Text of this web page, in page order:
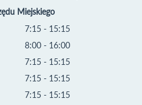
Miejskiego
7:15 - 15:15
8:00 - 16:00
7:15 - 15:15
7:15 - 15:15
7:15 - 15:15